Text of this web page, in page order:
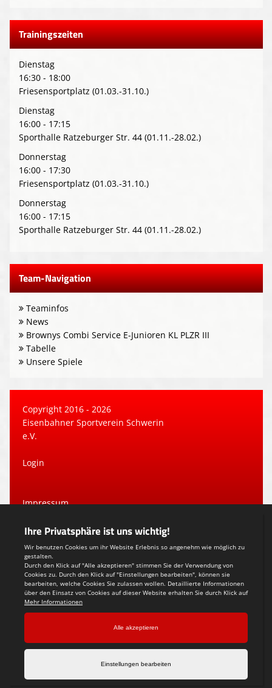
Trainingszeiten
Dienstag
16:30 - 18:00
Friesensportplatz (01.03.-31.10.)
Dienstag
16:00 - 17:15
Sporthalle Ratzeburger Str. 44 (01.11.-28.02.)
Donnerstag
16:00 - 17:30
Friesensportplatz (01.03.-31.10.)
Donnerstag
16:00 - 17:15
Sporthalle Ratzeburger Str. 44 (01.11.-28.02.)
Team-Navigation
Teaminfos
News
Brownys Combi Service E-Junioren KL PLZR III
Tabelle
Unsere Spiele
Copyright 2016 - 2026
Eisenbahner Sportverein Schwerin
e.V.
Login
Impressum
Teamsports 2
Dein Sportverein online